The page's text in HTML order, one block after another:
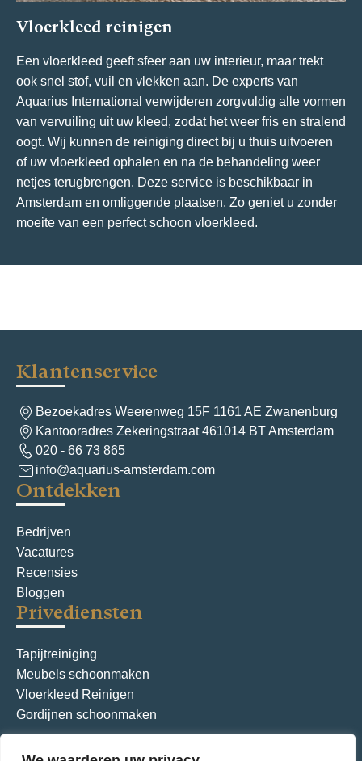
Vloerkleed reinigen
Een vloerkleed geeft sfeer aan uw interieur, maar trekt
ook snel stof, vuil en vlekken aan. De experts van
Aquarius International verwijderen zorgvuldig alle vormen
van vervuiling uit uw kleed, zodat het weer fris en stralend
oogt. Wij kunnen de reiniging direct bij u thuis uitvoeren
of uw vloerkleed ophalen en na de behandeling weer
netjes terugbrengen. Deze service is beschikbaar in
Amsterdam en omliggende plaatsen. Zo geniet u zonder
moeite van een perfect schoon vloerkleed.
Ontdekken
Bedrijven
Vacatures
Recensies
Bloggen
Privediensten
Tapijtreiniging
Meubels schoonmaken
Vloerkleed Reinigen
Gordijnen schoonmaken
Klantenservice
Bezoekadres Weerenweg 15F 1161 AE Zwanenburg
Kantooradres Zekeringstraat 461014 BT Amsterdam
020 - 66 73 865
info@aquarius-amsterdam.com